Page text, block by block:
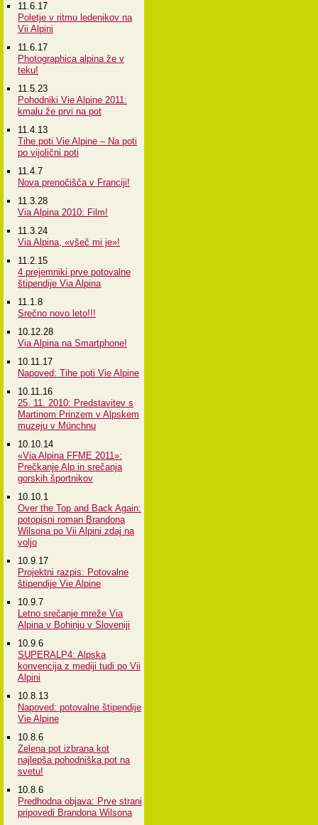
11.6.17
Poletje v ritmu ledenikov na
Vii Alpini
11.6.17
Photographica alpina že v
teku!
11.5.23
Pohodniki Vie Alpine 2011:
kmalu že prvi na pot
11.4.13
Tihe poti Vie Alpine – Na poti
po vijolični poti
11.4.7
Nova prenočišča v Franciji!
11.3.28
Via Alpina 2010: Film!
11.3.24
Via Alpina, «všeč mi je»!
11.2.15
4 prejemniki prve potovalne
štipendije Via Alpina
11.1.8
Srečno novo leto!!!
10.12.28
Via Alpina na Smartphone!
10.11.17
Napoved: Tihe poti Vie Alpine
10.11.16
25. 11. 2010: Predstavitev s
Martinom Prinzem v Alpskem
muzeju v Münchnu
10.10.14
«Via Alpina FFME 2011»:
Prečkanje Alp in srečanja
gorskih športnikov
10.10.1
Over the Top and Back Again:
potopisni roman Brandona
Wilsona po Vii Alpini zdaj na
voljo
10.9.17
Projektni razpis: Potovalne
štipendije Vie Alpine
10.9.7
Letno srečanje mreže Via
Alpina v Bohinju v Sloveniji
10.9.6
SUPERALP4: Alpska
konvencija z mediji tudi po Vii
Alpini
10.8.13
Napoved: potovalne štipendije
Vie Alpine
10.8.6
Zelena pot izbrana kot
najlepša pohodniška pot na
svetu!
10.8.6
Predhodna objava: Prve strani
pripovedi Brandona Wilsona